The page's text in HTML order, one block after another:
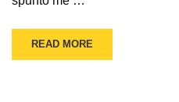
READ MORE